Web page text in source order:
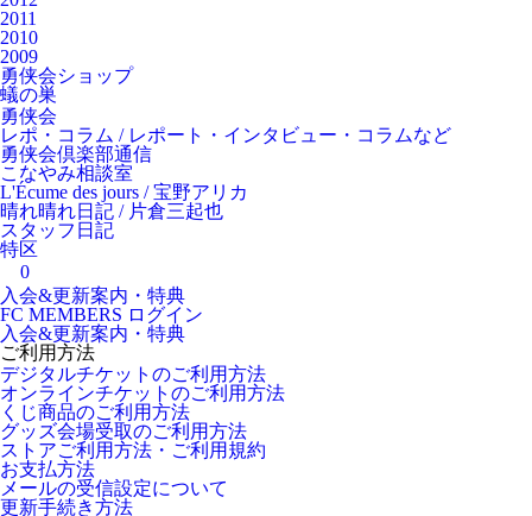
2011
2010
2009
勇侠会ショップ
蟻の巣
勇侠会
レポ・コラム / レポート・インタビュー・コラムなど
勇侠会倶楽部通信
こなやみ相談室
L'Écume des jours / 宝野アリカ
晴れ晴れ日記 / 片倉三起也
スタッフ日記
特区
0
入会&更新案内・特典
FC MEMBERS ログイン
入会&更新案内・特典
ご利用方法
デジタルチケットのご利用方法
オンラインチケットのご利用方法
くじ商品のご利用方法
グッズ会場受取のご利用方法
ストアご利用方法・ご利用規約
お支払方法
メールの受信設定について
更新手続き方法